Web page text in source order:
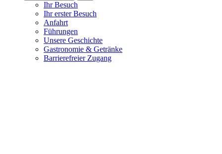
Ihr Besuch
Ihr erster Besuch
Anfahrt
Führungen
Unsere Geschichte
Gastronomie & Getränke
Barrierefreier Zugang